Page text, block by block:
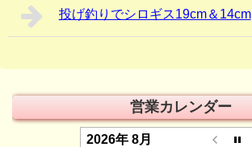
投げ釣りでシロギス19cm＆14cm
営業カレンダー
2026年 8月